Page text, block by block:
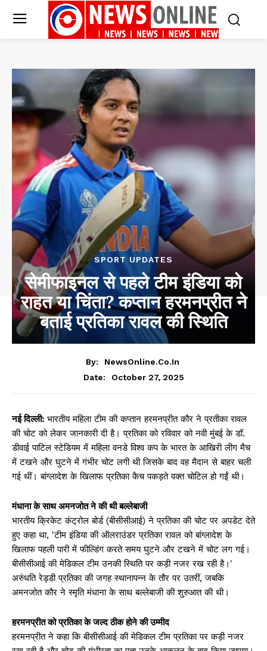
SPORT UPDATES
सेमीफाइनल से पहले टीम इंडिया को
राहत या चिंता? कप्तान हरमनप्रीत ने
बताई प्रतिका रावल की स्थिति
By:
NewsOnline.co.in
Date:
October 27, 2025
नई दिल्ली: भारतीय महिला टीम की कप्तान हरमनप्रीत कौर ने प्रतीका रावल
की चोट को लेकर जानकारी दी है। प्रतिका को रविवार को नवी मुंबई के डॉ.
डीवाई पाटिल स्टेडियम में महिला वनडे विश्व कप के भारत के आखिरी लीग मैच
में टखने और घुटने में गंभीर चोट लगी थी जिसके बाद वह मैदान से बाहर चली
गई थीं। बांग्लादेश के खिलाफ प्रतिका कैच पकड़ते वक्त चोटिल हो गईं थी।
मंधाना के साथ अमनजोत ने की थी बल्लेबाजी
भारतीय क्रिकेट कंट्रोल बोर्ड (बीसीसीआई) ने प्रतिका की चोट पर अपडेट देते
हुए कहा था, 'टीम इंडिया की ऑलराउंडर प्रतिका रावल को बांग्लादेश के
खिलाफ पहली पारी में फील्डिंग करते समय घुटने और टखने में चोट लग गई।
बीसीसीआई की मेडिकल टीम उनकी स्थिति पर कड़ी नजर रख रही है।'
अरुंधति रेड्डी प्रतिका की जगह स्थानापन्न के तौर पर उतरीं, जबकि
अमनजोत कौर ने स्मृति मंधाना के साथ बल्लेबाजी की शुरुआत की थी।
हरमनप्रीत को प्रतिका के जल्द ठीक होने की उम्मीद
हरमनप्रीत ने कहा कि बीसीसीआई की मेडिकल टीम प्रतिका पर कड़ी नजर